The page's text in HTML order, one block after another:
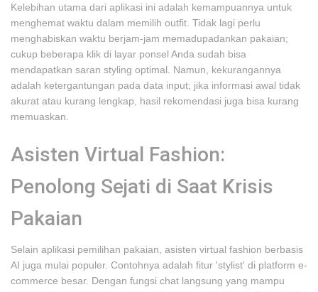
Kelebihan utama dari aplikasi ini adalah kemampuannya untuk
menghemat waktu dalam memilih outfit. Tidak lagi perlu
menghabiskan waktu berjam-jam memadupadankan pakaian;
cukup beberapa klik di layar ponsel Anda sudah bisa
mendapatkan saran styling optimal. Namun, kekurangannya
adalah ketergantungan pada data input; jika informasi awal tidak
akurat atau kurang lengkap, hasil rekomendasi juga bisa kurang
memuaskan.
Asisten Virtual Fashion:
Penolong Sejati di Saat Krisis
Pakaian
Selain aplikasi pemilihan pakaian, asisten virtual fashion berbasis
AI juga mulai populer. Contohnya adalah fitur 'stylist' di platform e-
commerce besar. Dengan fungsi chat langsung yang mampu